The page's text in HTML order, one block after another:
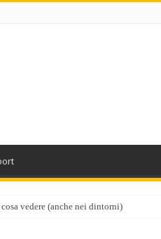
vedere (anche nei dintorni)